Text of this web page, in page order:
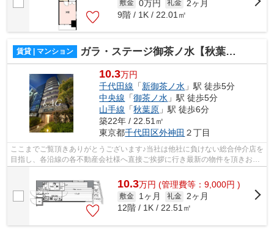
敷金 0万円 礼金
2ヶ月
9階 / 1K / 22.01㎡
賃貸 | マンション ガラ・ステージ御茶ノ水【秋葉原】
10.3万円
千代田線 「新御茶ノ水 」駅 徒歩5分
中央線 「御茶ノ水 」駅 徒歩5分
山手線 「秋葉原 」駅 徒歩6分
築22年 / 22.51㎡
東京都千代田区外神田 ２丁目
ここまでご覧頂きありがとうございます♪当社は他社に負けない総合仲介店を
目指し、各沿線の各不動産会社様へ直接ご挨拶に行き最新の物件を頂きお客
10.3万円 (管理費等：9,000円 )
敷金 1ヶ月 礼金 2ヶ月
12階 / 1K / 22.51㎡